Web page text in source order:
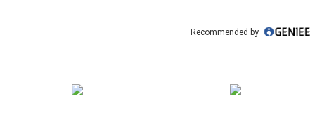
Recommended by